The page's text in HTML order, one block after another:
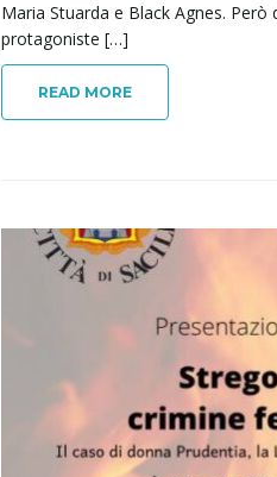
Maria Stuarda e Black Agnes.
protagoniste […]
READ MORE